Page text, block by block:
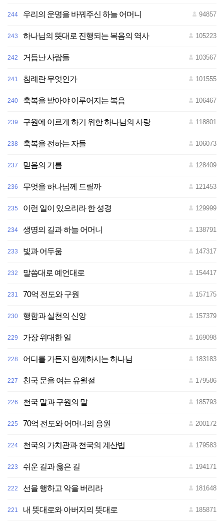
244 우리의 운명을 바꿔주신 하늘 어머니 94857
243 하나님의 뜻대로 진행되는 복음의 역사 105223
242 거듭난 사람들 103567
241 침례란 무엇인가 101555
240 축복을 받아야 이루어지는 복음 106467
239 구원에 이르게 하기 위한 하나님의 사랑 118801
238 축복을 전하는 자들 106073
237 믿음의 기름 128409
236 무엇을 하나님께 드릴까 121453
235 이런 일이 있으리라 한 성경 129999
234 생명의 길과 하늘 어머니 138791
233 빛과 어두움 147317
232 말씀대로 예언대로 154417
231 70억 전도와 구원 157175
230 행함과 실천의 신앙 157379
229 가장 위대한 일 169098
228 어디를 가든지 함께하시는 하나님 183183
227 천국 문을 여는 유월절 179586
226 천국 말과 구원의 말 185793
225 70억 전도와 어머니의 응원 200172
224 천국의 가치관과 천국의 계산법 179583
223 쉬운 길과 옳은 길 194171
222 선을 행하고 악을 버리라 181648
221 내 뜻대로와 아버지의 뜻대로 185871